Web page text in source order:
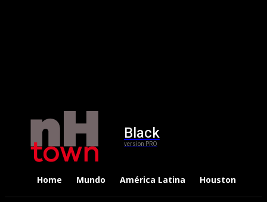
Black
version PRO
Home Mundo América Latina Houston